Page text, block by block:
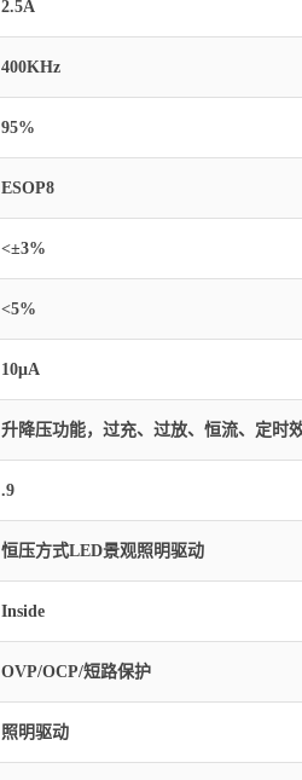
2.5A
400KHz
95%
ESOP8
<±3%
<5%
10μA
升降压功能，过充、过放、恒流、定时
.9
恒压方式LED景观照明驱动
Inside
OVP/OCP/短路保护
照明驱动